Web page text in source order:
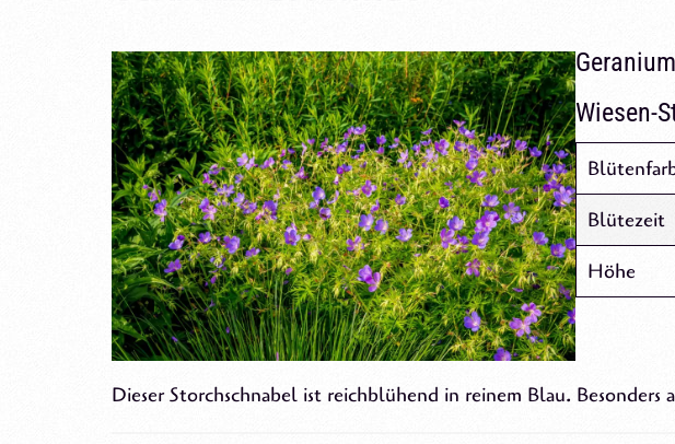
Wiesen-
Blütezeit
Höhe
Dieser Storchschnabel ist reichblühend in reinem Blau.